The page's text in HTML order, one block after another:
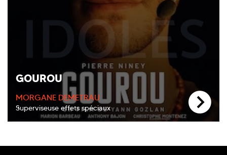
GOUROU
MORGANE DEMETRAU
Superviseuse effets spéciaux